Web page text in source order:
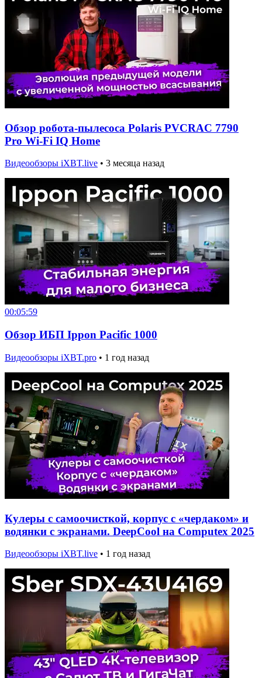
Обзор робота-пылесоса Polaris PVCRAC 7790
Pro Wi-Fi IQ Home
Видеообзоры iXBT.live • 3 месяца назад
00:05:59
Обзор ИБП Ippon Pacific 1000
Видеообзоры iXBT.pro • 1 год назад
Кулеры с самоочисткой, корпус с «чердаком» и
водянки с экранами. DeepCool на Computex 2025
Видеообзоры iXBT.live • 1 год назад